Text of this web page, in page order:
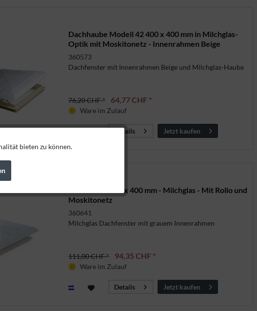
Dachhaube Modell 42 400 x 400 mm in Milchglas-
Optik mit Moskitonetz - Innenrahmen Beige
360573
Dachfenster mit Innenrahmen Beige und Milchglas-Haube
76,20 CHF * 64,77 CHF *
Ware im Zulauf
Details Jetzt kaufen
Dachhaube 400 x 400 mm - Milchglas - Mit Rollo und
Moskitonetz
360641
Milchglas Dachfenster mit grauem Innenrahmen
111,00 CHF * 94,35 CHF *
Ware im Zulauf
Details Jetzt kaufen
Aktiv
Aktiv
bieten zu können.